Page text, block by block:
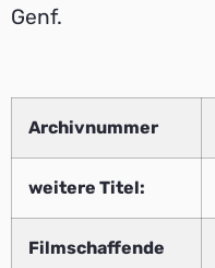
Genf.
Archivnummer
weitere Titel:
Filmschaffende